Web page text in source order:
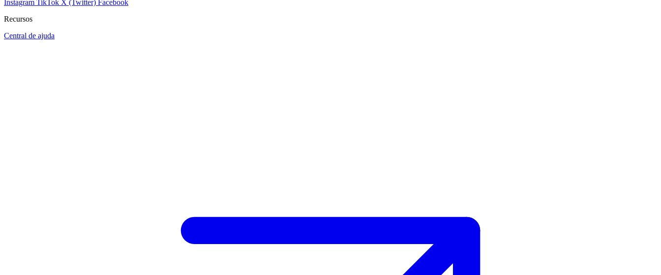
Instagram TikTok X (Twitter) Facebook
Recursos
Central de ajuda